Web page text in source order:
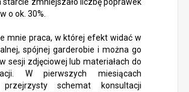
o ok. 30%.
mnie praca, w której efekt widać w
spójnej garderobie i można go
sesji zdjęciowej lub materiałach do
W pierwszych miesiącach
schemat konsultacji